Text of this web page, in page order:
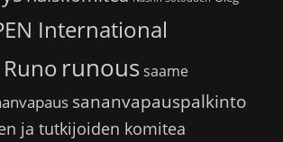
International
Runo runoussaame
sananvapauspalkinto
ja tutkijoiden komitea